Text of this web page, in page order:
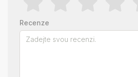
Recenze